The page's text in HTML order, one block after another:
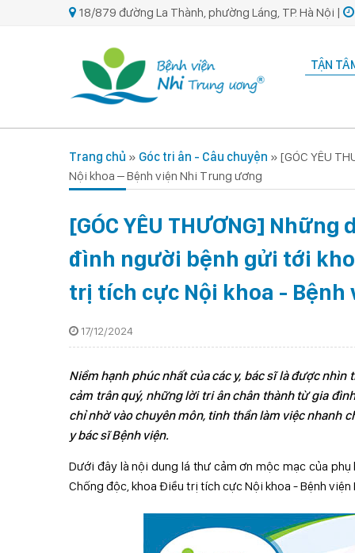
18/879 đường La Thành, phường Láng, TP. Hà Nội |
TẬN
Trang chủ » Góc tri ân - Câu chuyện » [GÓC YÊU
Nội khoa – Bệnh viện Nhi Trung ương
[GÓC YÊU THƯƠNG]
đình người bệnh gửi tới
trị tích cực Nội khoa - Bệnh
17/12/2024
Niềm hạnh phúc nhất của các y, bác sĩ là được
cảm trân quý, những lời tri ân chân thành từ gia
chỉ nhờ vào chuyên môn, tinh thần làm việc nhanh
y bác sĩ Bệnh viện.
Dưới đây là nội dung lá thư cảm ơn mộc mạc của
Chống độc, khoa Điều trị tích cực Nội khoa - Bệnh